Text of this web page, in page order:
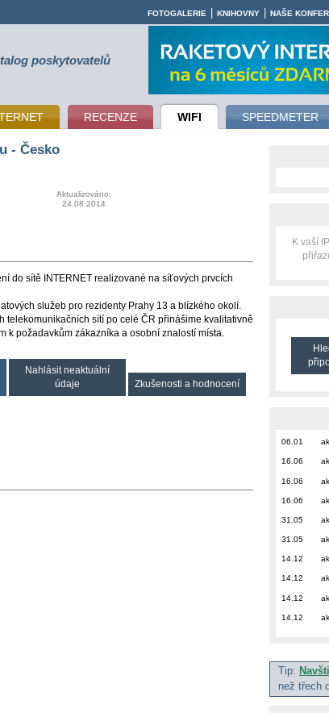
poskytovatelů
RECENZE WIFI SPEEDMETER
FOTOGALERIE KNIHOVNY NAŠE
- Česko
Aktualizováno:
24.08.2014
do sítě INTERNET realizované na síťových prvcích
služeb pro rezidenty Prahy 13 a blízkého okolí.
telekomunikačních sítí po celé ČR přinášime kvalitativně
požadavkům zákazníka a osobní znalostí místa.
Nahlásit neaktuální
údaje
Zkušenosti a hodnocení
K vaší
06.01
16.06
16.06
16.06
31.05
31.05
14.12
14.12
14.12
14.12
Tip:
než třech